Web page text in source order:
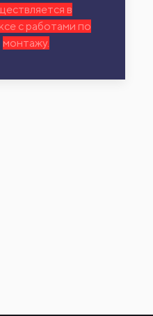
в
с работами по
монтажу.